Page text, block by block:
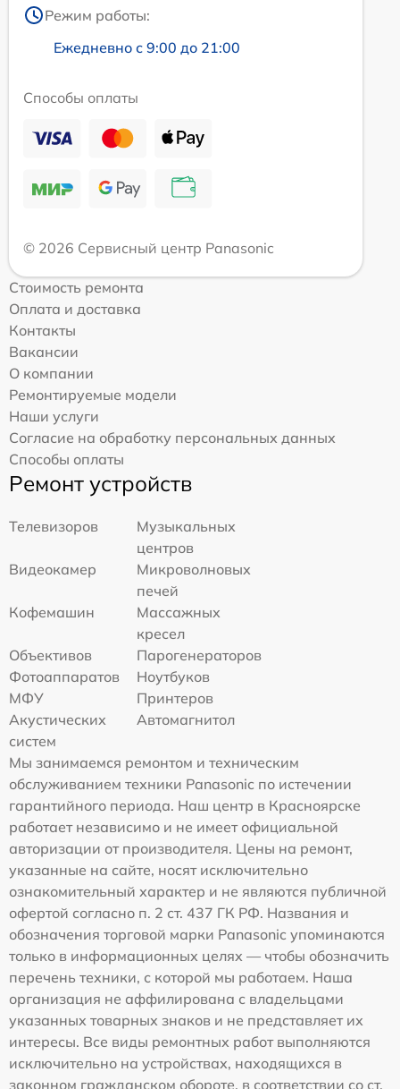
Режим работы:
Ежедневно с 9:00 до 21:00
Способы оплаты
© 2026 Сервисный центр Panasonic
Стоимость ремонта
Оплата и доставка
Контакты
Вакансии
О компании
Ремонтируемые модели
Наши услуги
Согласие на обработку персональных данных
Способы оплаты
Ремонт устройств
Телевизоров
Музыкальных
центров
Видеокамер
Микроволновых
печей
Кофемашин
Массажных
кресел
Объективов
Парогенераторов
Фотоаппаратов
Ноутбуков
МФУ
Принтеров
Акустических
систем
Автомагнитол
Мы занимаемся ремонтом и техническим
обслуживанием техники Panasonic по истечении
гарантийного периода. Наш центр в Красноярске
работает независимо и не имеет официальной
авторизации от производителя. Цены на ремонт,
указанные на сайте, носят исключительно
ознакомительный характер и не являются публичной
офертой согласно п. 2 ст. 437 ГК РФ. Названия и
обозначения торговой марки Panasonic упоминаются
только в информационных целях — чтобы обозначить
перечень техники, с которой мы работаем. Наша
организация не аффилирована с владельцами
указанных товарных знаков и не представляет их
интересы. Все виды ремонтных работ выполняются
исключительно на устройствах, находящихся в
законном гражданском обороте, в соответствии со ст.